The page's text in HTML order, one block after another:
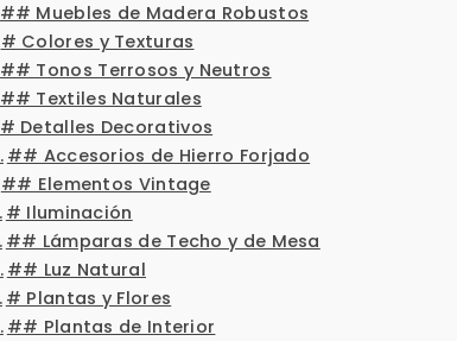
## Muebles de Madera Robustos
# Colores y Texturas
## Tonos Terrosos y Neutros
## Textiles Naturales
# Detalles Decorativos
## Accesorios de Hierro Forjado
## Elementos Vintage
# Iluminación
## Lámparas de Techo y de Mesa
## Luz Natural
# Plantas y Flores
## Plantas de Interior